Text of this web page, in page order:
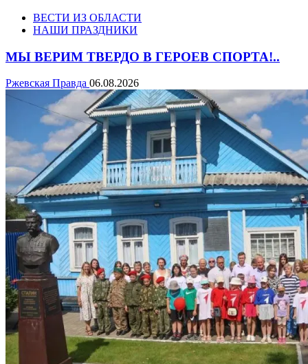
ВЕСТИ ИЗ ОБЛАСТИ
НАШИ ПРАЗДНИКИ
МЫ ВЕРИМ ТВЕРДО В ГЕРОЕВ СПОРТА!..
Ржевская Правда 06.08.2026